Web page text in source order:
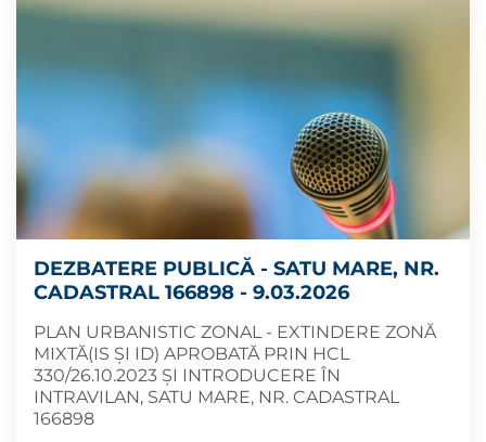
DEZBATERE PUBLICĂ - SATU MARE, NR.
CADASTRAL 166898 - 9.03.2026
PLAN URBANISTIC ZONAL - EXTINDERE ZONĂ
MIXTĂ(IS ȘI ID) APROBATĂ PRIN HCL
330/26.10.2023 ȘI INTRODUCERE ÎN
INTRAVILAN, SATU MARE, NR. CADASTRAL
166898